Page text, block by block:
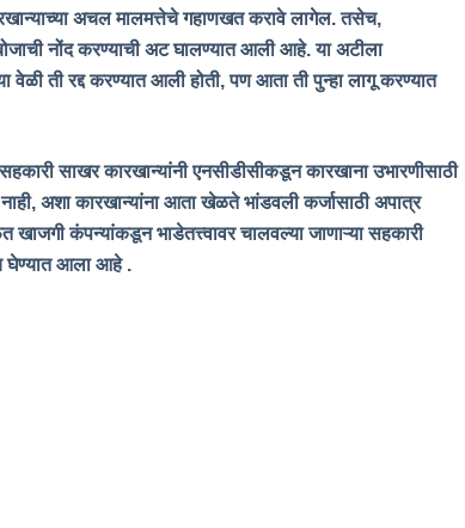
अचल मालमत्तेचे गहाणखत करावे लागेल. तसेच,
बोजाची नोंद करण्याची अट घालण्यात आली आहे. या अटीला
वेळी ती रद्द करण्यात आली होती, पण आता ती पुन्हा लागू करण्यात
सहकारी साखर कारखान्यांनी एनसीडीसीकडून कारखाना उभारणीसाठी
अशा कारखान्यांना आता खेळते भांडवली कर्जासाठी अपात्र
कंपन्यांकडून भाडेतत्त्वावर चालवल्या जाणाऱ्या सहकारी
घेण्यात आला आहे .